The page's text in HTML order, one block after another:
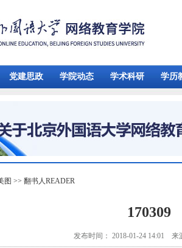
党建思政 学院动态 学术科研 学历
图 >> 翻书人READER
170309
发布时间： 2018-01-24 14:01